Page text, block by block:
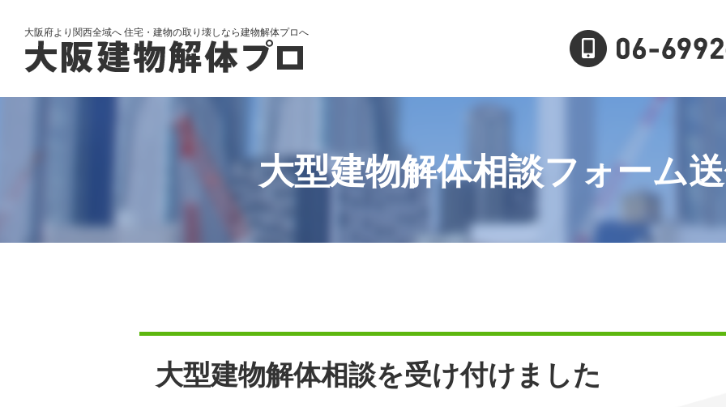
大阪府より関西全域へ 住宅・建物の取り壊しなら建物解体プロへ
大型建物解体相談フォーム
大型建物解体相談を受け付けました